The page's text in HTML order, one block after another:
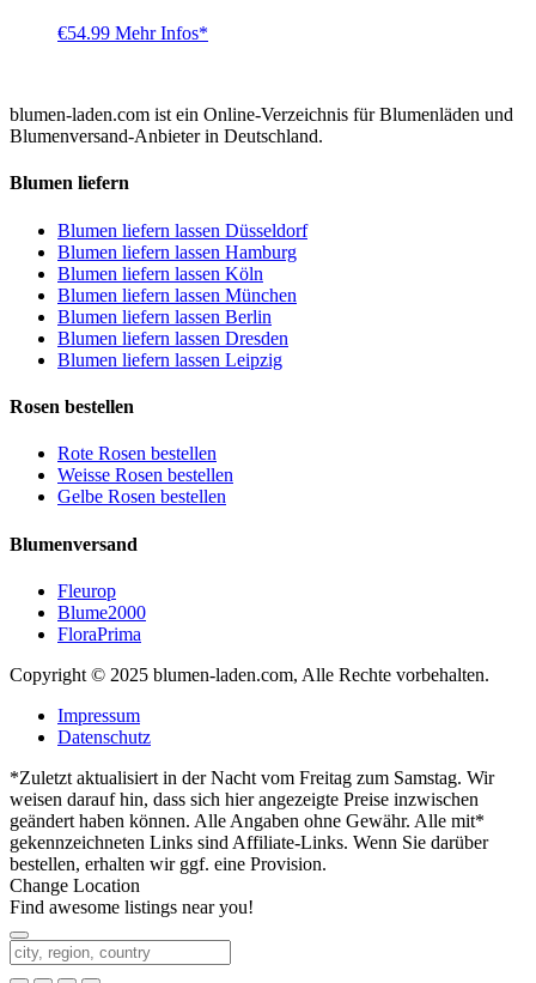
€54.99 Mehr Infos*
blumen-laden.com ist ein Online-Verzeichnis für Blumenläden und
Blumenversand-Anbieter in Deutschland.
Blumen liefern
Blumen liefern lassen Düsseldorf
Blumen liefern lassen Hamburg
Blumen liefern lassen Köln
Blumen liefern lassen München
Blumen liefern lassen Berlin
Blumen liefern lassen Dresden
Blumen liefern lassen Leipzig
Rosen bestellen
Rote Rosen bestellen
Weisse Rosen bestellen
Gelbe Rosen bestellen
Blumenversand
Fleurop
Blume2000
FloraPrima
Copyright © 2025 blumen-laden.com, Alle Rechte vorbehalten.
Impressum
Datenschutz
*Zuletzt aktualisiert in der Nacht vom Freitag zum Samstag. Wir
weisen darauf hin, dass sich hier angezeigte Preise inzwischen
geändert haben können. Alle Angaben ohne Gewähr. Alle mit*
gekennzeichneten Links sind Affiliate-Links. Wenn Sie darüber
bestellen, erhalten wir ggf. eine Provision.
Change Location
Find awesome listings near you!
Change Location